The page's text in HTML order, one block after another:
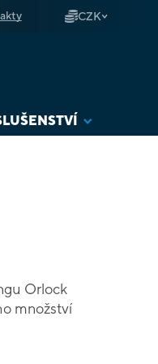
CZK
Orlock
množství